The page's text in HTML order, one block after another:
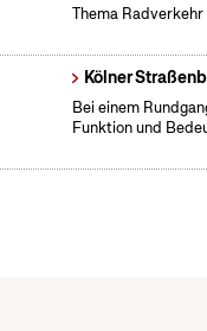
Thema Radverkehr
Kölner
Bei einem
Funktion und